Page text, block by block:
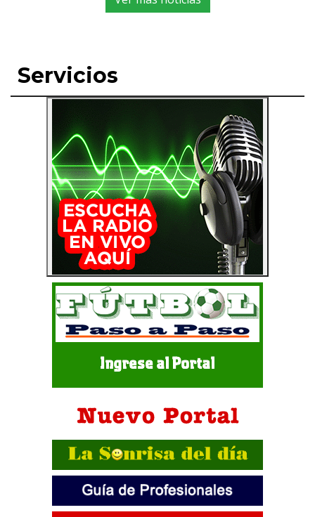
Servicios